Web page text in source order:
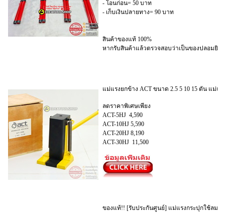
- โอนก่อน= 50 บาท
- เก็บเงินปลายทาง= 90 บาท
สินค้าของแท้ 100%
หากรับสินค้าแล้วตรวจสอบว่าเป็นของปลอมยิน
แม่แรงยกข้าง ACT ขนาด 2.5 5 10 15 ตัน แม่แร
ลดราคาพิเศษเพียง
ACT-5HJ 4,590
ACT-10HJ 5,590
ACT-20HJ 8,190
ACT-30HJ 11,500
ของแท้!! [รับประกันศูนย์] แม่แรงกระปุกใช้ลม แ